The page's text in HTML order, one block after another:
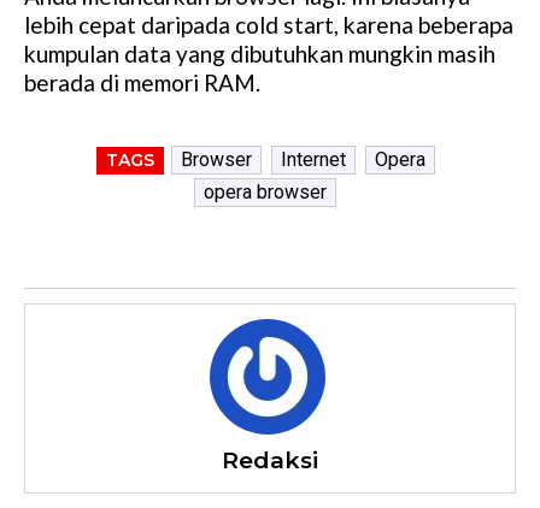
lebih cepat daripada cold start, karena beberapa
kumpulan data yang dibutuhkan mungkin masih
berada di memori RAM.
TAGS Browser Internet
Opera
opera browser
Redaksi